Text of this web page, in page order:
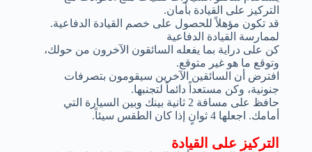
التركيز على القيادة
التركيز على القيادة بأمان.
قد تكون مؤهلاً للحصول على خصم القيادة الدفاعية.
لممارسة القيادة الدفاعية
كن على دراية بما يفعله السائقون الآخرون من حولك،
وتوقع ما هو غير متوقع.
افترض أن السائقين الآخرين سيقومون بتصرفات
جنونية، وكن مستعداً دائماً لتجنبها.
حافظ على مسافة 2 ثانية بينك وبين السيارة التي
أمامك. اجعلها 4 ثوانٍ إذا كان الطقس سيئاً.